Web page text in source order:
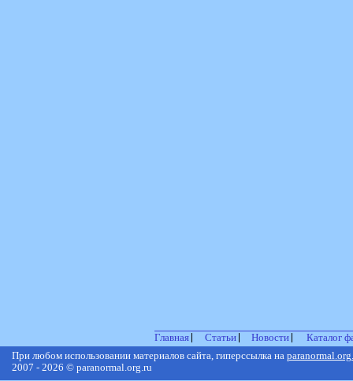
Главная Статьи Новости
Каталог
При любом использовании материалов сайта, гиперссылка на
2007 - 2026 © paranormal.org.ru